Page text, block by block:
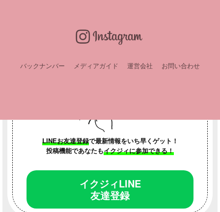
バックナンバー メディアガイド 運営会社 お問い合わせ
LINEお友達会員募集中！
LINEお友達登録で最新情報をいち早くゲット！
投稿機能であなたもイクジィに参加できる！
イクジィLINE
友達登録